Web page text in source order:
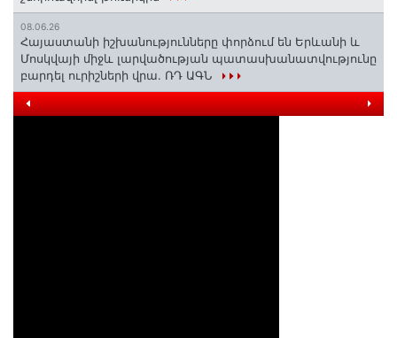
08.06.26
Հայաստանի իշխանությունները փորձում են Երևանի և
Մոսկվայի միջև լարվածության պատասխանատվությունը
բարդել ուրիշների վրա. ՌԴ ԱԳՆ